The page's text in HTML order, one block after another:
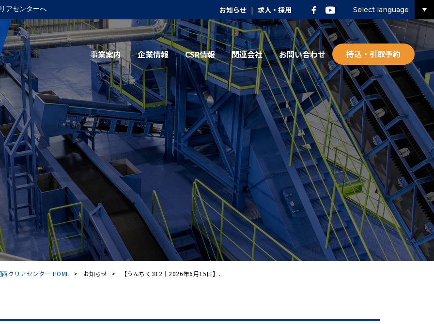
アセンターへ お知らせ | 求人・採用 Select language
事業案内 企業情報 CSR情報 関連会社 お問い合わせ 持込・引取予約
クリアセンター HOME > お知らせ > 【うんちく312｜2026年6月15日】...